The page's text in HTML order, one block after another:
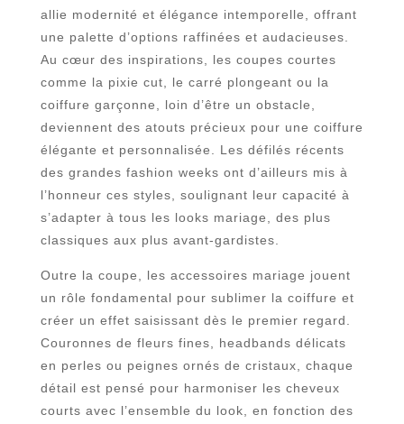
allie modernité et élégance intemporelle, offrant
une palette d’options raffinées et audacieuses.
Au cœur des inspirations, les coupes courtes
comme la pixie cut, le carré plongeant ou la
coiffure garçonne, loin d’être un obstacle,
deviennent des atouts précieux pour une coiffure
élégante et personnalisée. Les défilés récents
des grandes fashion weeks ont d’ailleurs mis à
l’honneur ces styles, soulignant leur capacité à
s’adapter à tous les looks mariage, des plus
classiques aux plus avant-gardistes.
Outre la coupe, les accessoires mariage jouent
un rôle fondamental pour sublimer la coiffure et
créer un effet saisissant dès le premier regard.
Couronnes de fleurs fines, headbands délicats
en perles ou peignes ornés de cristaux, chaque
détail est pensé pour harmoniser les cheveux
courts avec l’ensemble du look, en fonction des